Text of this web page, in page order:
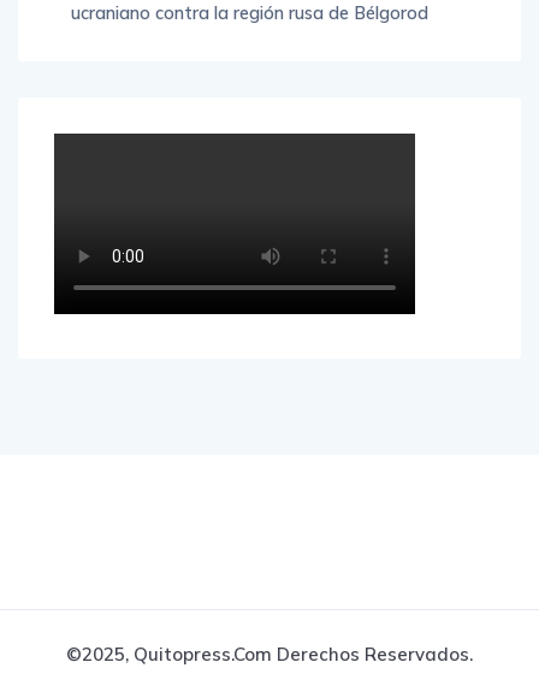
ucraniano contra la región rusa de Bélgorod
©2025, Quitopress.com Derechos Reservados.